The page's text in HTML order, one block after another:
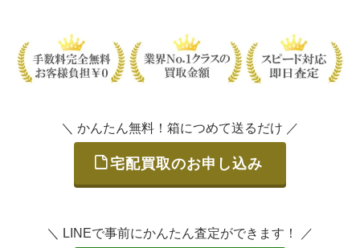
＼ かんたん無料！箱につめて送るだけ ／
宅配買取のお申し込み
＼ LINEで事前にかんたん査定ができます！ ／